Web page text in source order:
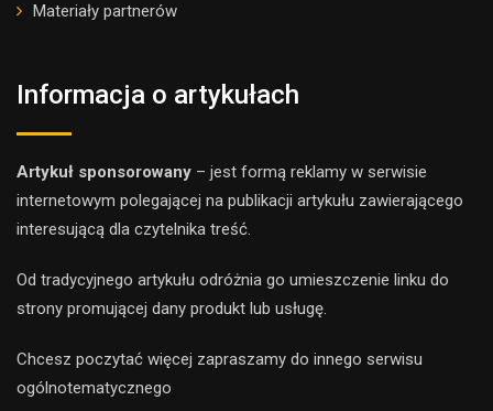
Materiały partnerów
Informacja o artykułach
Artykuł sponsorowany – jest formą reklamy w serwisie
internetowym polegającej na publikacji artykułu zawierającego
interesującą dla czytelnika treść.
Od tradycyjnego artykułu odróżnia go umieszczenie linku do
strony promującej dany produkt lub usługę.
Chcesz poczytać więcej zapraszamy do innego serwisu
ogólnotematycznego